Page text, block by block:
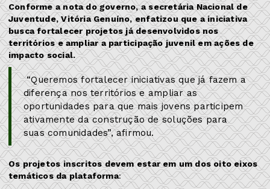
Conforme a nota do governo, a secretária Nacional de
Juventude, Vitória Genuíno, enfatizou que a iniciativa
busca fortalecer projetos já desenvolvidos nos
territórios e ampliar a participação juvenil em ações de
impacto social.
“Queremos fortalecer iniciativas que já fazem a
diferença nos territórios e ampliar as
oportunidades para que mais jovens participem
ativamente da construção de soluções para
suas comunidades”, afirmou.
Os projetos inscritos devem estar em um dos oito eixos
temáticos da plataforma: